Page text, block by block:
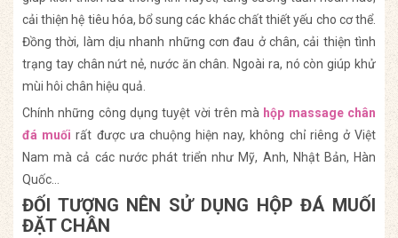
cải thiện hệ tiêu hóa, bổ sung các khác chất thiết yếu cho cơ thể.
Đồng thời, làm dịu nhanh những cơn đau ở chân, cải thiện tình
trạng tay chân nứt nẻ, nước ăn chân. Ngoài ra, nó còn giúp khử
mùi hôi chân hiệu quả.
Chính những công dụng tuyệt vời trên mà hộp massage chân
đá muối rất được ưa chuộng hiện nay, không chỉ riêng ở Việt
Nam mà cả các nước phát triển như Mỹ, Anh, Nhật Bản, Hàn
Quốc…
ĐỐI TƯỢNG NÊN SỬ DỤNG HỘP ĐÁ MUỐI
ĐẶT CHÂN